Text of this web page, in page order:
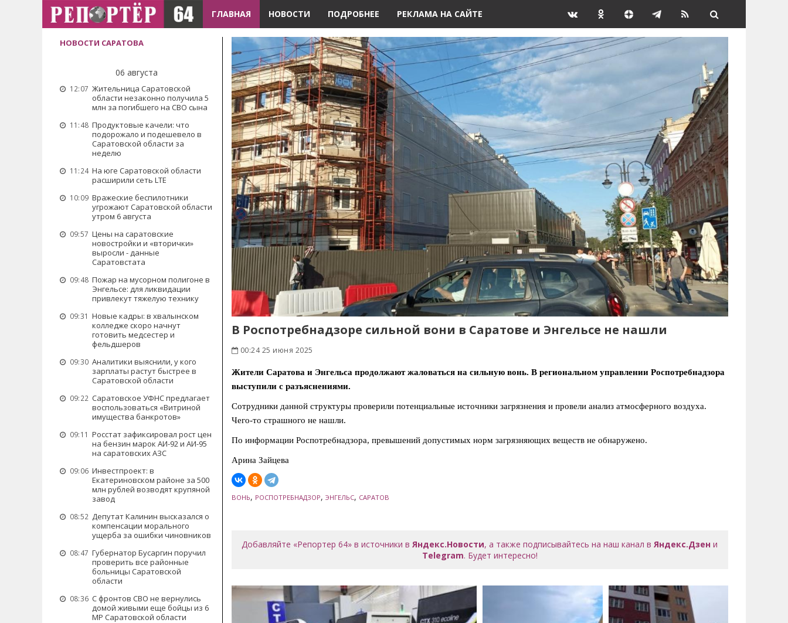
ГЛАВНАЯ НОВОСТИ ПОДРОБНЕЕ РЕКЛАМА НА САЙТЕ
НОВОСТИ САРАТОВА
06 августа
12:07 Жительница Саратовской
области незаконно получила 5
млн за погибшего на СВО сына
11:48 Продуктовые качели: что
подорожало и подешевело в
Саратовской области за
неделю
11:24 На юге Саратовской области
расширили сеть LTE
10:09 Вражеские беспилотники
угрожают Саратовской области
утром 6 августа
09:57 Цены на саратовские
новостройки и «вторички»
выросли - данные
Саратовстата
09:48 Пожар на мусорном полигоне в
Энгельсе: для ликвидации
привлекут тяжелую технику
09:31 Новые кадры: в хвалынском
колледже скоро начнут
готовить медсестер и
фельдшеров
09:30 Аналитики выяснили, у кого
зарплаты растут быстрее в
Саратовской области
09:22 Саратовское УФНС предлагает
воспользоваться «Витриной
имущества банкротов»
09:11 Росстат зафиксировал рост цен
на бензин марок АИ-92 и АИ-95
на саратовских АЗС
09:06 Инвестпроект: в
Екатериновском районе за 500
млн рублей возводят крупяной
завод
08:52 Депутат Калинин высказался о
компенсации морального
ущерба за ошибки чиновников
08:47 Губернатор Бусаргин поручил
проверить все районные
больницы Саратовской
области
08:36 С фронтов СВО не вернулись
домой живыми еще бойцы из 6
МР Саратовской области
В Роспотребнадзоре сильной вони в Саратове и Энгельсе не нашли
00:24 25 июня 2025
Жители Саратова и Энгельса продолжают жаловаться на сильную вонь. В региональном управлении Роспотребнадзора
выступили с разъяснениями.
Сотрудники данной структуры проверили потенциальные источники загрязнения и провели анализ атмосферного воздуха.
Чего-то страшного не нашли.
По информации Роспотребнадзора, превышений допустимых норм загрязняющих веществ не обнаружено.
Арина Зайцева
ВОНЬ, РОСПОТРЕБНАДЗОР, ЭНГЕЛЬС, САРАТОВ
Добавляйте «Репортер 64» в источники вЯндекс.Новости, а также подписывайтесь на наш канал вЯндекс.Дзен и
Telegram. Будет интересно!